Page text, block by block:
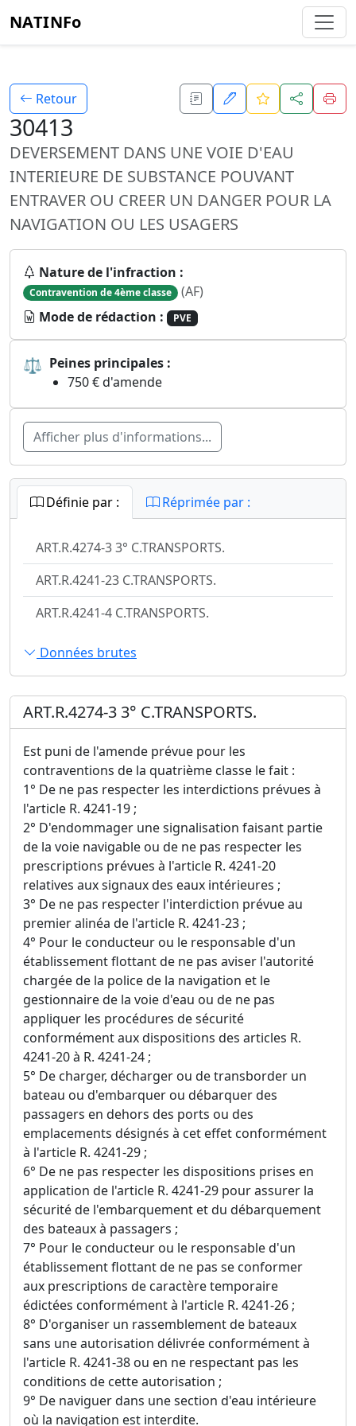
NATINFo
Retour
30413
DEVERSEMENT DANS UNE VOIE D'EAU
INTERIEURE DE SUBSTANCE POUVANT
ENTRAVER OU CREER UN DANGER POUR LA
NAVIGATION OU LES USAGERS
Nature de l'infraction :
Contravention de 4ème classe (AF)
Mode de rédaction :
PVE
⚖ Peines principales :
750 € d'amende
Afficher plus d'informations...
Définie par : Réprimée par :
ART.R.4274-3 3° C.TRANSPORTS.
ART.R.4241-23 C.TRANSPORTS.
ART.R.4241-4 C.TRANSPORTS.
Données brutes
ART.R.4274-3 3° C.TRANSPORTS.
Est puni de l'amende prévue pour les
contraventions de la quatrième classe le fait :
1° De ne pas respecter les interdictions prévues à
l'article R. 4241-19 ;
2° D'endommager une signalisation faisant partie
de la voie navigable ou de ne pas respecter les
prescriptions prévues à l'article R. 4241-20
relatives aux signaux des eaux intérieures ;
3° De ne pas respecter l'interdiction prévue au
premier alinéa de l'article R. 4241-23 ;
4° Pour le conducteur ou le responsable d'un
établissement flottant de ne pas aviser l'autorité
chargée de la police de la navigation et le
gestionnaire de la voie d'eau ou de ne pas
appliquer les procédures de sécurité
conformément aux dispositions des articles R.
4241-20 à R. 4241-24 ;
5° De charger, décharger ou de transborder un
bateau ou d'embarquer ou débarquer des
passagers en dehors des ports ou des
emplacements désignés à cet effet conformément
à l'article R. 4241-29 ;
6° De ne pas respecter les dispositions prises en
application de l'article R. 4241-29 pour assurer la
sécurité de l'embarquement et du débarquement
des bateaux à passagers ;
7° Pour le conducteur ou le responsable d'un
établissement flottant de ne pas se conformer
aux prescriptions de caractère temporaire
édictées conformément à l'article R. 4241-26 ;
8° D'organiser un rassemblement de bateaux
sans une autorisation délivrée conformément à
l'article R. 4241-38 ou en ne respectant pas les
conditions de cette autorisation ;
9° De naviguer dans une section d'eau intérieure
où la navigation est interdite.